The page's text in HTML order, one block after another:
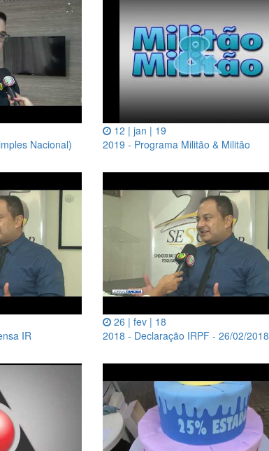
Nacional)
12 | jan | 19
2019 - Programa Militão & Militão
IR
26 | fev | 18
2018 - Declaração IRPF - 26/02/2018